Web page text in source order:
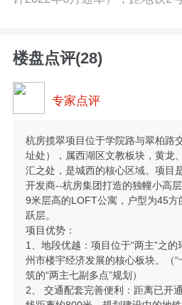
楼盘点评(28)
专家点评
杭房揽翠项目位于学院路与翠柏路
址处），属西湖区文教板块，黄龙
汇之处，是城西的核心区域。项目
开发商--杭房集团打造的独幢小高
9米层高的LOFT公寓，户型为45
跃层。
项目优势：
1、地段优越：项目位于“两主”之
州市楼宇经济发展的核心板块。（
筑的“两主七副多点”规划）
2、 交通配套完善便利：距离已开